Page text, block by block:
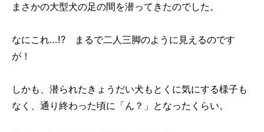
まさかの大型犬の足の間を潜ってきたのでした。
なにこれ…!? まるで二人三脚のように見えるのです
が！
しかも、潜られたきょうだい犬もとくに気にする様子も
なく、通り終わった頃に「ん？」となったくらい。